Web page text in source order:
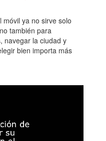
móvil ya no sirve solo
también para
navegar la ciudad y
bien importa más